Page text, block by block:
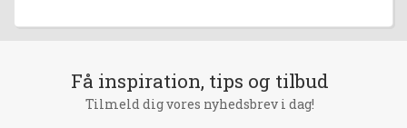
Få inspiration, tips og tilbud
Tilmeld dig vores nyhedsbrev i dag!